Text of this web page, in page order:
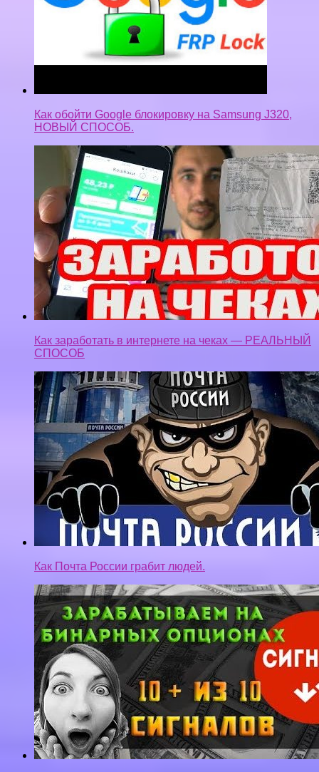
Как обойти Google блокировку на Samsung J320,
НОВЫЙ СПОСОБ.
Как заработать в интернете на чеках — РЕАЛЬНЫЙ
СПОСОБ
Как Почта России грабит людей.